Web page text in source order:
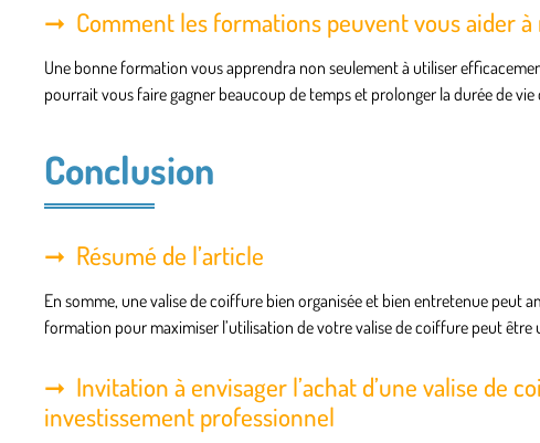
Comment les formations peuvent vous aider
Une bonne formation vous apprendra non seulement à utiliser
pourrait vous faire gagner beaucoup de temps et prolonger la durée de
Conclusion
Résumé de l’article
En somme, une valise de coiffure bien organisée et bien entretenue peut
formation pour maximiser l’utilisation de votre valise de coiffure peut
Invitation à envisager l’achat d’une valise de
investissement professionnel